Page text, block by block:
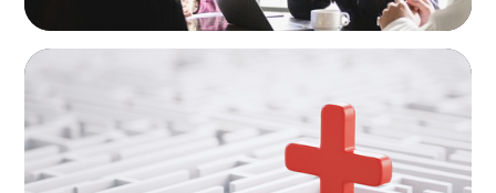
ARTICLES & PAPERS
Without Disrupting Care Delivery